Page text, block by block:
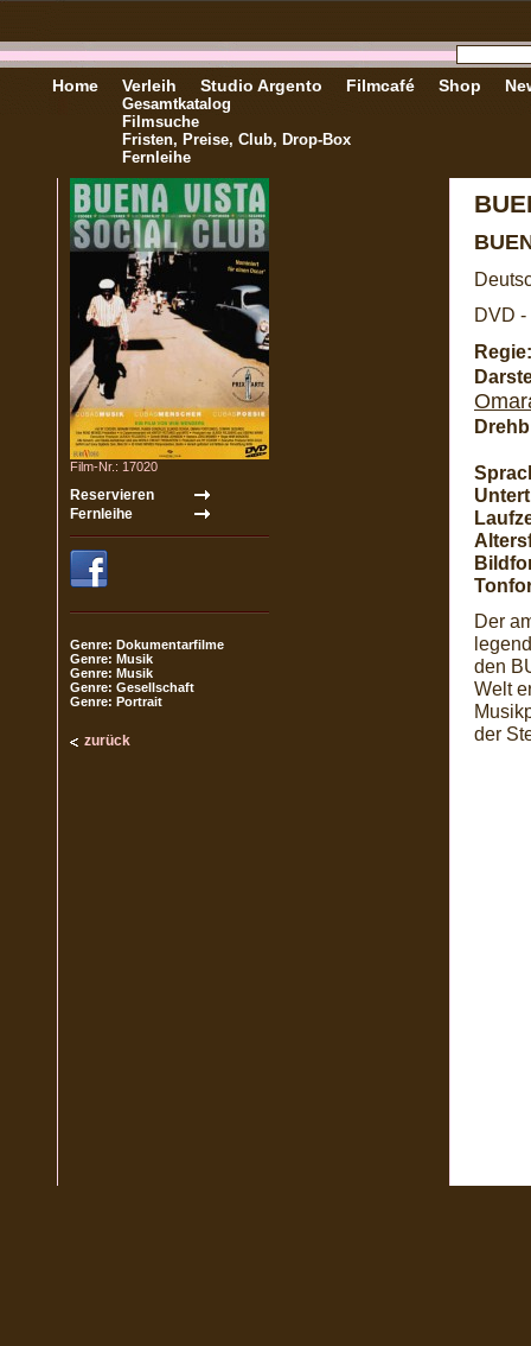
Home Verleih
Gesamtkatalog
Filmsuche
Fristen, Preise, Club, Drop-Box
Fernleihe
Studio Argento Filmcafé Shop
Film-Nr.: 17020
Genre: Dokumentarfilme
Genre: Musik
Genre: Musik
Genre: Gesellschaft
Genre: Portrait
zurück
DVD -
Regie:
Der
den
Welt
der